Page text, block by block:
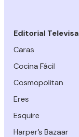
Editorial Televisa
Caras
Cocina Fácil
Cosmopolitan
Eres
Esquire
Harper’s Bazaar